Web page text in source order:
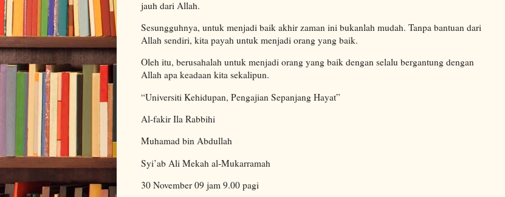
jauh dari Allah.
Sesungguhnya, untuk menjadi baik akhir zaman ini bukanlah mudah. Tanpa bantuan dari
Allah sendiri, kita payah untuk menjadi orang yang baik.
Oleh itu, berusahalah untuk menjadi orang yang baik dengan selalu bergantung dengan
Allah apa keadaan kita sekalipun.
“Universiti Kehidupan, Pengajian Sepanjang Hayat”
Al-fakir Ila Rabbihi
Muhamad bin Abdullah
Syi’ab Ali Mekah al-Mukarramah
30 November 09 jam 9.00 pagi